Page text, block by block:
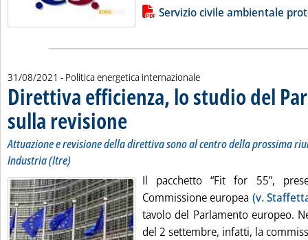
Lista allegati PDF alla notiziaServizio civile ambientale
31/08/2021 - Politica energetica internazionale
Direttiva efficienza, lo studio del
sulla revisione
Attuazione e revisione della direttiva sono al centro della prossima
Industria (Itre)
Il pacchetto “Fit for 55”,
Commissione europea (v.
tavolo del Parlamento europeo.
del 2 settembre, infatti, la